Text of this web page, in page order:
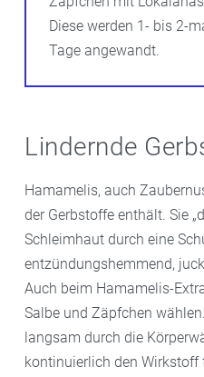
Diese werden 1- bis 2-
Tage angewandt.
Lindernde
Hamamelis, auch
der Gerbstoffe enthält. Sie
Schleimhaut durch eine
entzündungshemmend,
Auch beim Hamamelis-
Salbe und Zäpfchen
langsam durch die
kontinuierlich den